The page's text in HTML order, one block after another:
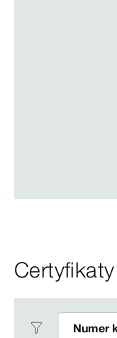
Certyfikaty